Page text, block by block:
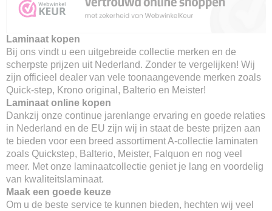
Laminaat kopen
Bij ons vindt u een uitgebreide collectie merken en de
scherpste prijzen uit Nederland. Zonder te vergelijken! Wij
zijn officieel dealer van vele toonaangevende merken zoals
Quick-step, Krono original, Balterio en Meister!
Laminaat online kopen
Dankzij onze continue jarenlange ervaring en goede relaties
in Nederland en de EU zijn wij in staat de beste prijzen aan
te bieden voor een breed assortiment A-collectie laminaten
zoals Quickstep, Balterio, Meister, Falquon en nog veel
meer. Met onze laminaatcollectie geniet je lang en voordelig
van kwaliteitslaminaat.
Maak een goede keuze
Om u de beste service te kunnen bieden, hechten wij veel